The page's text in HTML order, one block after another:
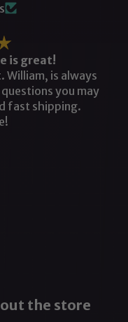
is great!
William, is always
you may
fast shipping.
the store